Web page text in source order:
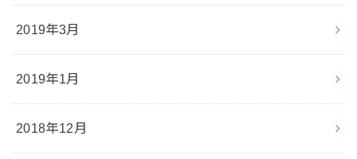
2019年3月
2019年1月
2018年12月